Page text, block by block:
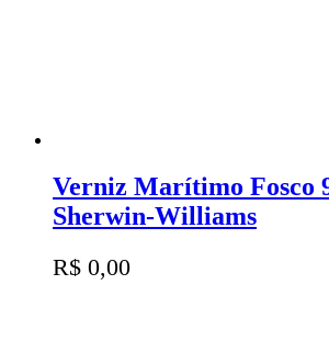
Verniz Marítimo Fosco
Sherwin-Williams
R$ 0,00